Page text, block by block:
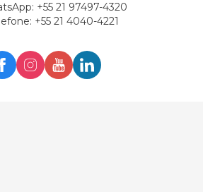
+55 21 97497-4320
: +55 21 4040-4221